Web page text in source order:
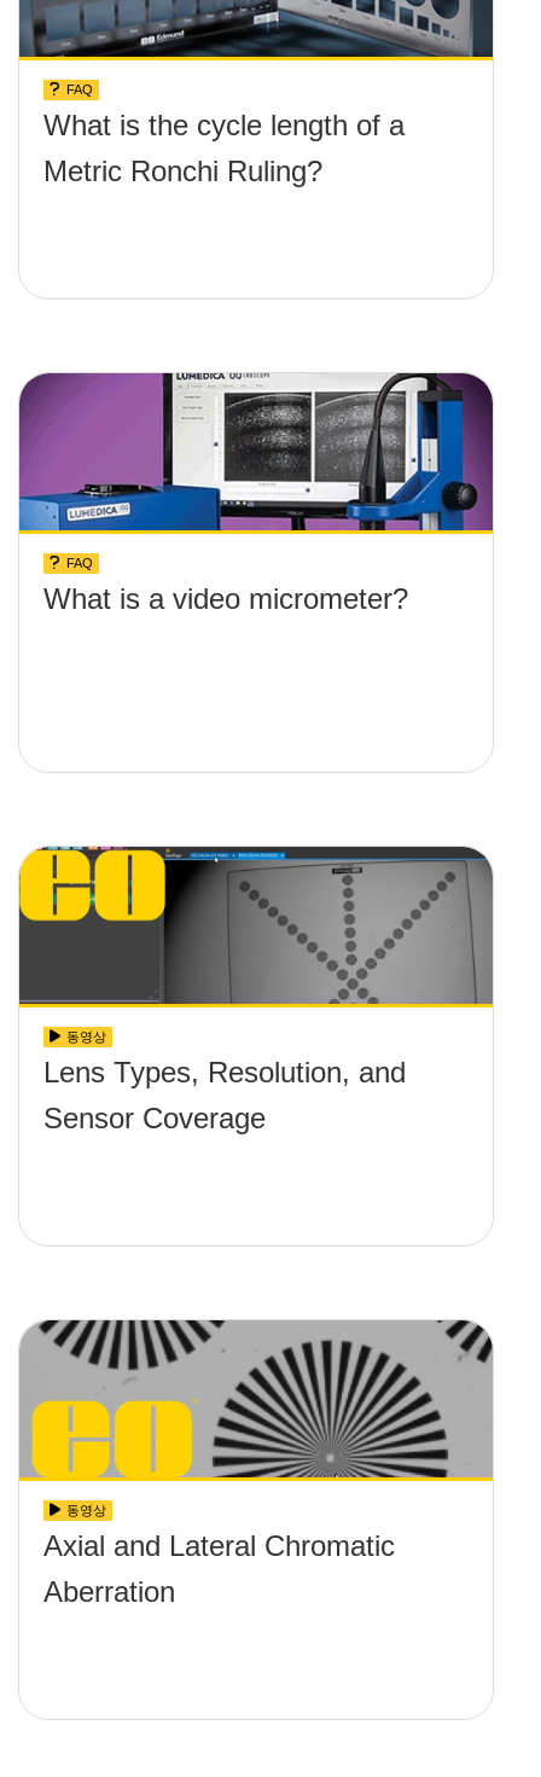
FAQ
What is the cycle length of a
Metric Ronchi Ruling?
FAQ
What is a video micrometer?
동영상
Lens Types, Resolution, and
Sensor Coverage
동영상
Axial and Lateral Chromatic
Aberration